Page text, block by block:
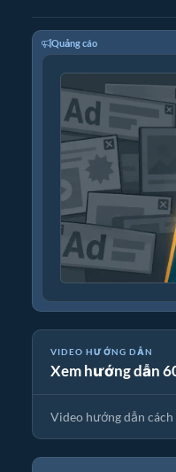
Quảng cáo
VIDEO HƯỚNG DẪN
Xem hướng dẫn
🎵 Cách Chuyển Đổi
Video hướng dẫn